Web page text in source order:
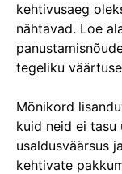
kehtivusaeg
nähtavad. Loe
tegeliku
Mõnikord
kuid neid ei tasu
usaldusväärsus
kehtivate